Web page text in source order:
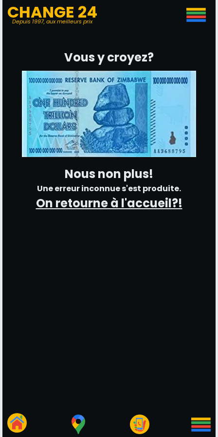
CHANGE 24
Depuis 1997, aux meilleurs prix
Vous y croyez?
Nous non plus!
Une erreur inconnue s'est produite.
On retourne à l'accueil?!